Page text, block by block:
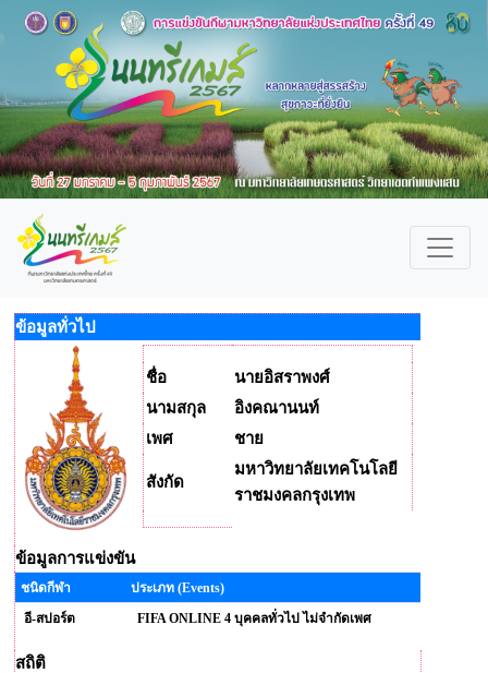
ข้อมูลทั่วไป
ชื่อ
นายอิสราพงศ์
นามสกุล
อิงคณานนท์
เพศ
ชาย
สังกัด
มหาวิทยาลัยเทคโนโลยี
ราชมงคลกรุงเทพ
ข้อมูลการแข่งขัน
ชนิดกีฬา
ประเภท (Events)
อี-สปอร์ต
FIFA ONLINE 4 บุคคลทั่วไป ไม่จำกัดเพศ
สถิติ